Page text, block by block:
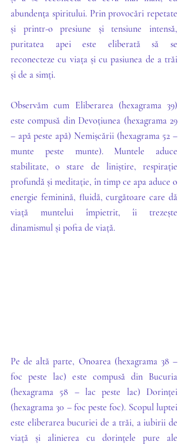
abundența spiritului. Prin provocări repetate
și printr-o presiune și tensiune intensă,
puritatea apei este eliberată să se
reconecteze cu viața și cu pasiunea de a trăi
și de a simți.
Observăm cum Eliberarea (hexagrama 39)
este compusă din Devoțiunea (hexagrama 29
– apă peste apă) Nemișcării (hexagrama 52 –
munte peste munte). Muntele aduce
stabilitate, o stare de liniștire, respirație
profundă și meditație, în timp ce apa aduce o
energie feminină, fluidă, curgătoare care dă
viață muntelui împietrit, îi trezește
dinamismul și pofta de viață.
Pe de altă parte, Onoarea (hexagrama 38 –
foc peste lac) este compusă din Bucuria
(hexagrama 58 – lac peste lac) Dorinței
(hexagrama 30 – foc peste foc). Scopul luptei
este eliberarea bucuriei de a trăi, a iubirii de
viață și alinierea cu dorințele pure ale